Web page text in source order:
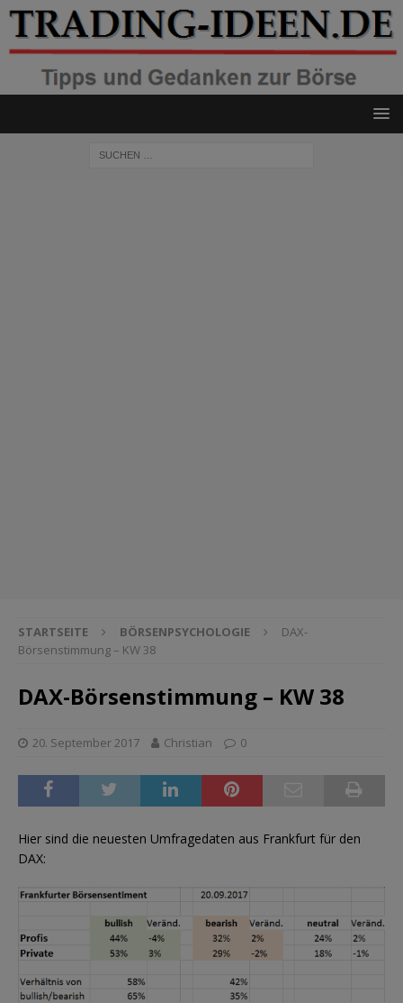
STARTSEITE BÖRSENPSYCHOLOGIE
DAX-
Börsenstimmung – KW 38
DAX-Börsenstimmung – KW 38
20. September 2017 Christian 0
Hier sind die neuesten Umfragedaten aus Frankfurt für den
DAX: